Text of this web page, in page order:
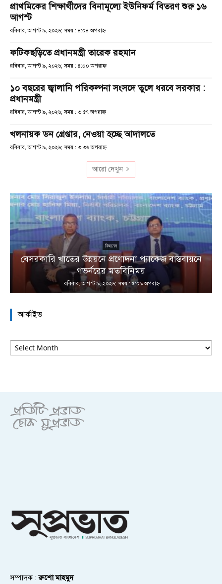
প্রাথমিকের শিক্ষার্থীদের বিনামূল্যে ইউনিফর্ম বিতরণ শুরু ১৬
আগস্ট
রবিবার, আগস্ট ৯, ২০২৬; সময় : ৪:০৪ অপরাহ্ণ
ফটিকছড়িতে প্রধানমন্ত্রী তারেক রহমান
রবিবার, আগস্ট ৯, ২০২৬; সময় : ৪:০০ অপরাহ্ণ
১০ বছরের জ্বালানি পরিকল্পনা সংসদে তুলে ধরবে সরকার :
প্রধানমন্ত্রী
রবিবার, আগস্ট ৯, ২০২৬; সময় : ৩:৫৭ অপরাহ্ণ
খলনায়ক ডন গ্রেপ্তার, নেওয়া হচ্ছে আদালতে
রবিবার, আগস্ট ৯, ২০২৬; সময় : ৩:৩৬ অপরাহ্ণ
আরো দেখুন
বিজনেস
বেসরকারি খাতের উন্নয়নে প্রণোদনা প্যাকেজ বাস্তবায়নে
গভর্নরের মতবিনিময়
রবিবার, আগস্ট ৯, ২০২৬; সময় : ৫:০৯ অপরাহ্ণ
আর্কাইভ
আর্কাইভ
সম্পাদক :রুশো মাহমুদ